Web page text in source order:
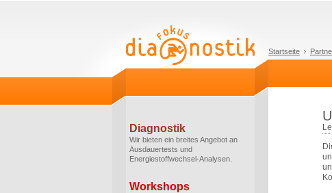
Startseite
Diagnostik
Wir bieten ein breites Angebot an
Ausdauertests und
Energiestoffwechsel-Analysen.
Workshops